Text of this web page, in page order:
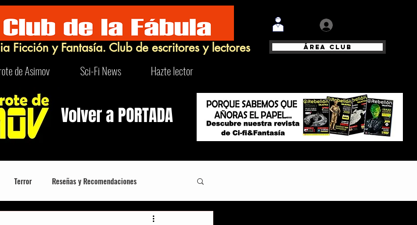
Ficción y Fantasía. Club de escritores y lectores Área Club
de Asimov Sci-Fi News Hazte lector
Volver a PORTADA
Terror Reseñas y Recomendaciones
Humor